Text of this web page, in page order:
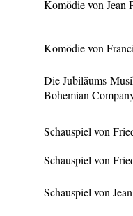
Komödie von Jean
Komödie von
Die Jubiläums-
Bohemian
Schauspiel von
Schauspiel von
Schauspiel von